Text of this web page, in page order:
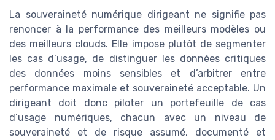
La souveraineté numérique dirigeant ne signifie pas
renoncer à la performance des meilleurs modèles ou
des meilleurs clouds. Elle impose plutôt de segmenter
les cas d’usage, de distinguer les données critiques
des données moins sensibles et d’arbitrer entre
performance maximale et souveraineté acceptable. Un
dirigeant doit donc piloter un portefeuille de cas
d’usage numériques, chacun avec un niveau de
souveraineté et de risque assumé, documenté et